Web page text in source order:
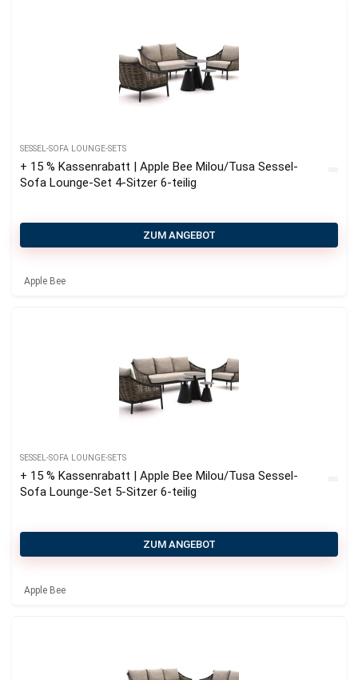
SESSEL-SOFA LOUNGE-SETS
+ 15 % Kassenrabatt | Apple Bee Milou/Tusa Sessel-
Sofa Lounge-Set 4-Sitzer 6-teilig
ZUM ANGEBOT
Apple Bee
SESSEL-SOFA LOUNGE-SETS
+ 15 % Kassenrabatt | Apple Bee Milou/Tusa Sessel-
Sofa Lounge-Set 5-Sitzer 6-teilig
ZUM ANGEBOT
Apple Bee